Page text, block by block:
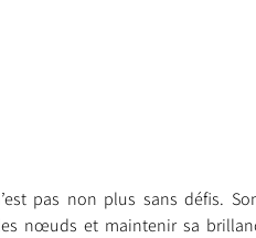
pas non plus sans défis.
nœuds et maintenir sa